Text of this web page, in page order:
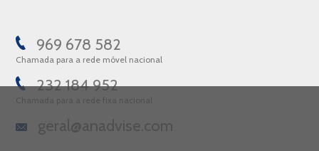
969 678 582
Chamada para a rede móvel nacional
232 184 952